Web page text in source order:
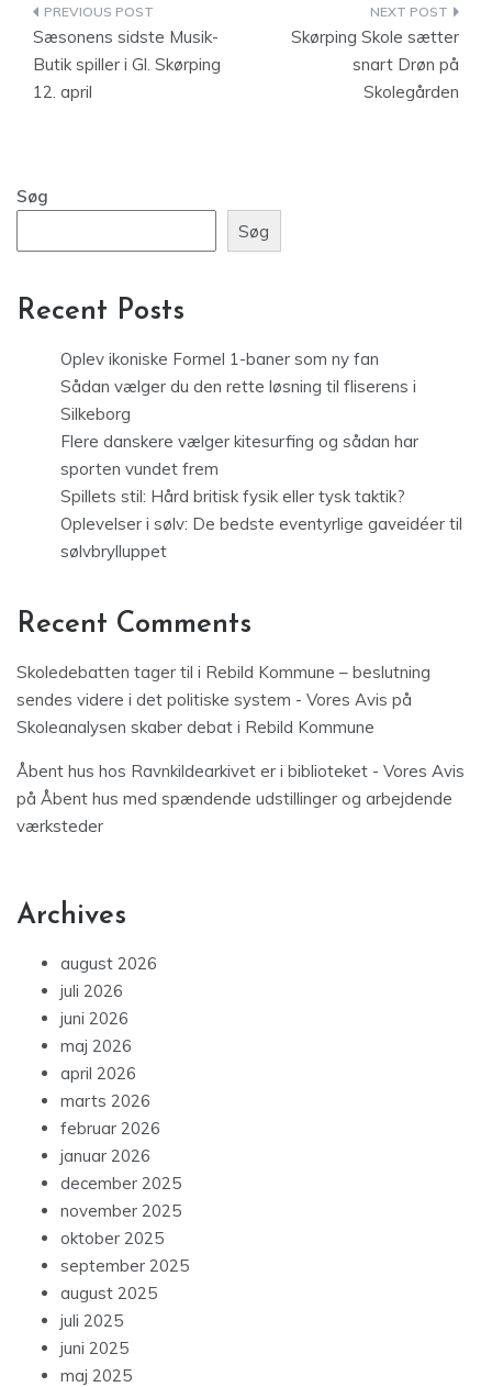
Indlægsnavigation
Sæsonens sidste Musik-
Butik spiller i Gl. Skørping
12. april
Skørping Skole sætter
snart Drøn på
Skolegården
Søg
Søg
Recent Posts
Oplev ikoniske Formel 1-baner som ny fan
Sådan vælger du den rette løsning til fliserens i
Silkeborg
Flere danskere vælger kitesurfing og sådan har
sporten vundet frem
Spillets stil: Hård britisk fysik eller tysk taktik?
Oplevelser i sølv: De bedste eventyrlige gaveidéer til
sølvbrylluppet
Recent Comments
Skoledebatten tager til i Rebild Kommune – beslutning
sendes videre i det politiske system - Vores Avis på
Skoleanalysen skaber debat i Rebild Kommune
Åbent hus hos Ravnkildearkivet er i biblioteket - Vores Avis
på Åbent hus med spændende udstillinger og arbejdende
værksteder
Archives
august 2026
juli 2026
juni 2026
maj 2026
april 2026
marts 2026
februar 2026
januar 2026
december 2025
november 2025
oktober 2025
september 2025
august 2025
juli 2025
juni 2025
maj 2025